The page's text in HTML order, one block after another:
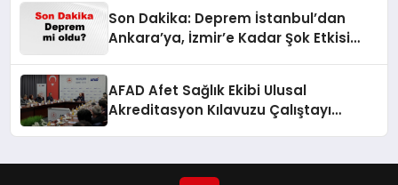
Son Dakika: Deprem İstanbul’dan
Ankara’ya, İzmir’e Kadar Şok Etkisi
AFAD Afet Sağlık Ekibi Ulusal
Akreditasyon Kılavuzu Çalıştayı